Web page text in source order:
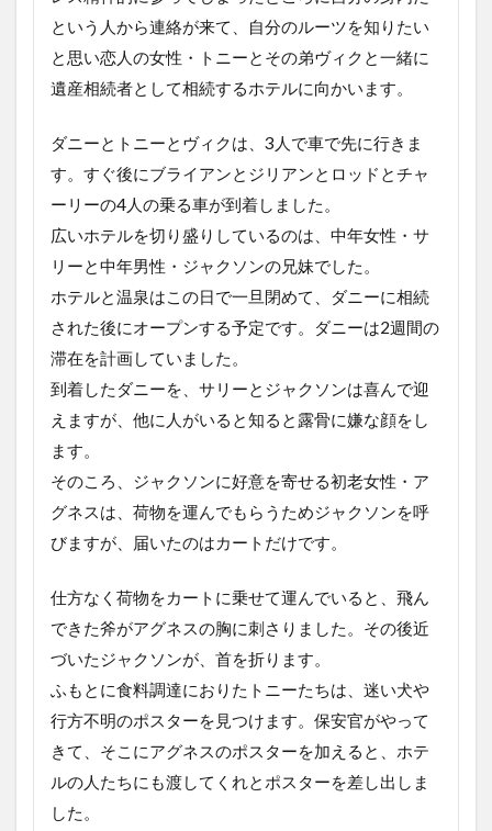
りマ
シ
5
イモ
デッ
ドホ
テル
の最
後に
という人から連絡が来て、自分のルーツを知りたい
と思い恋人の女性・トニーとその弟ヴィクと一緒に
遺産相続者として相続するホテルに向かいます。
ダニーとトニーとヴィクは、3人で車で先に行きま
す。すぐ後にブライアンとジリアンとロッドとチャ
ーリーの4人の乗る車が到着しました。
広いホテルを切り盛りしているのは、中年女性・サ
リーと中年男性・ジャクソンの兄妹でした。
ホテルと温泉はこの日で一旦閉めて、ダニーに相続
された後にオープンする予定です。ダニーは2週間の
滞在を計画していました。
到着したダニーを、サリーとジャクソンは喜んで迎
えますが、他に人がいると知ると露骨に嫌な顔をし
ます。
そのころ、ジャクソンに好意を寄せる初老女性・ア
グネスは、荷物を運んでもらうためジャクソンを呼
びますが、届いたのはカートだけです。
仕方なく荷物をカートに乗せて運んでいると、飛ん
できた斧がアグネスの胸に刺さりました。その後近
づいたジャクソンが、首を折ります。
ふもとに食料調達におりたトニーたちは、迷い犬や
行方不明のポスターを見つけます。保安官がやって
きて、そこにアグネスのポスターを加えると、ホテ
ルの人たちにも渡してくれとポスターを差し出しま
した。